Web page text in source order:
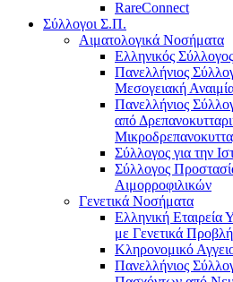
RareConnect
Σύλλογοι Σ.Π.
Αιματολογικά Νοσήματα
Ελληνικός
Πανελλήνιος
Μεσογειακή
Πανελλήνιος
από
Σύλλογος για την
Σύλλογος
Αιμορροφιλικών
Γενετικά Νοσήματα
Ελληνική Εταιρεία
με Γενετικά
Κληρονομικό
Πανελλήνιος